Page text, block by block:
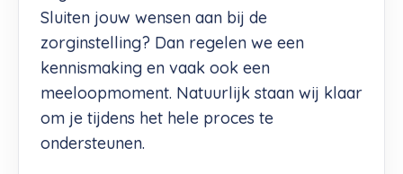
Sluiten jouw wensen aan bij de
zorginstelling? Dan regelen we een
kennismaking en vaak ook een
meeloopmoment. Natuurlijk staan wij klaar
om je tijdens het hele proces te
ondersteunen.